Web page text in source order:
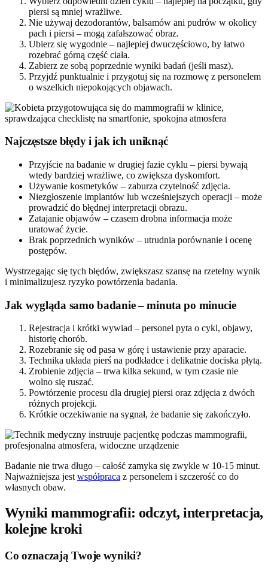
piersi są mniej wrażliwe.
Nie używaj dezodorantów, balsamów ani pudrów w okolicy
pach i piersi – mogą zafałszować obraz.
Ubierz się wygodnie – najlepiej dwuczęściowo, by łatwo
rozebrać górną część ciała.
Zabierz ze sobą poprzednie wyniki badań (jeśli masz).
Przyjdź punktualnie i przygotuj się na rozmowę z personelem
o wszelkich niepokojących objawach.
Najczęstsze błędy i jak ich uniknąć
Przyjście na badanie w drugiej fazie cyklu – piersi bywają
wtedy bardziej wrażliwe, co zwiększa dyskomfort.
Używanie kosmetyków – zaburza czytelność zdjęcia.
Niezgłoszenie implantów lub wcześniejszych operacji – może
prowadzić do błędnej interpretacji obrazu.
Zatajanie objawów – czasem drobna informacja może
uratować życie.
Brak poprzednich wyników – utrudnia porównanie i ocenę
postępów.
Wystrzegając się tych błędów, zwiększasz szansę na rzetelny wynik
i minimalizujesz ryzyko powtórzenia badania.
Jak wygląda samo badanie – minuta po minucie
Rejestracja i krótki wywiad – personel pyta o cykl, objawy,
historię chorób.
Rozebranie się od pasa w górę i ustawienie przy aparacie.
Technika układa pierś na podkładce i delikatnie dociska płytą.
Zrobienie zdjęcia – trwa kilka sekund, w tym czasie nie
wolno się ruszać.
Powtórzenie procesu dla drugiej piersi oraz zdjęcia z dwóch
różnych projekcji.
Krótkie oczekiwanie na sygnał, że badanie się zakończyło.
Badanie nie trwa długo – całość zamyka się zwykle w 10-15 minut.
Najważniejsza jestwspółpraca z personelem i szczerość co do
własnych obaw.
Wyniki mammografii: odczyt, interpretacja,
kolejne kroki
Co oznaczają Twoje wyniki?